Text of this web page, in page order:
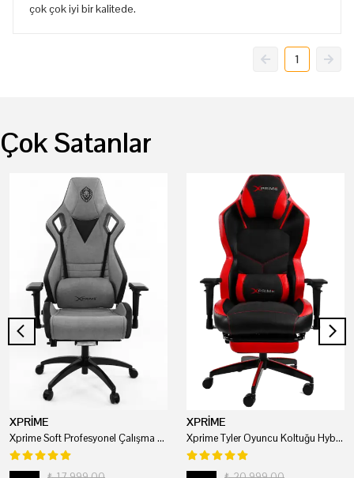
çok çok iyi bir kalitede.
1
Çok Satanlar
XPRİME
Xprime Soft Profesyonel Çalışma Ve Oyuncu Koltuğu
XPRİME
Xprime Tyler Oyuncu Koltuğu Hybrid Kumaş Kırmızı